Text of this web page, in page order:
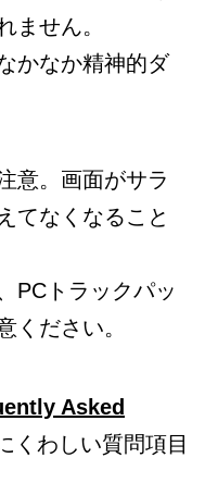
ません。
かなか精神的ダ
意。画面がサラ
てなくなること
PCトラックパッ
ください。
Asked
くわしい質問項目